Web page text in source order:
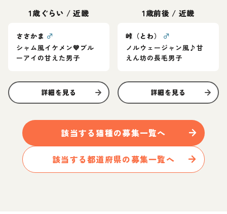
1歳ぐらい /近畿
ささかま ♂
シャム風イケメン💙ブル
ーアイの甘えた男子
詳細を見る
1歳前後 / 近畿
峠（とわ）
♂
ノルウェージャン風♪甘
えん坊の長毛男子
詳細を見る
該当する 猫種の募集一覧へ
該当する都道府県の募集一覧へ